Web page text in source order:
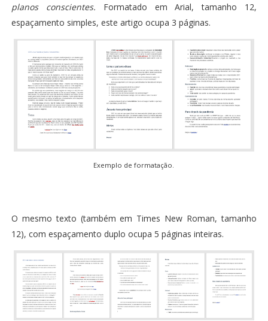
planos conscientes. Formatado em Arial, tamanho 12,
espaçamento simples, este artigo ocupa 3 páginas.
Exemplo de formatação.
O mesmo texto (também em Times New Roman, tamanho
12), com espaçamento duplo ocupa 5 páginas inteiras.